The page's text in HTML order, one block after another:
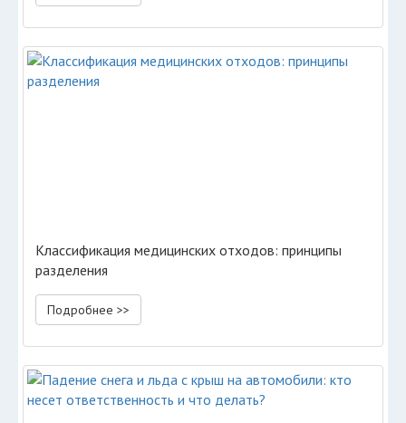
Классификация медицинских отходов: принципы
разделения
Подробнее >>